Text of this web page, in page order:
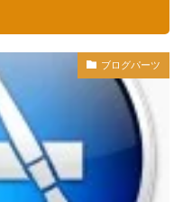
ブログパーツ